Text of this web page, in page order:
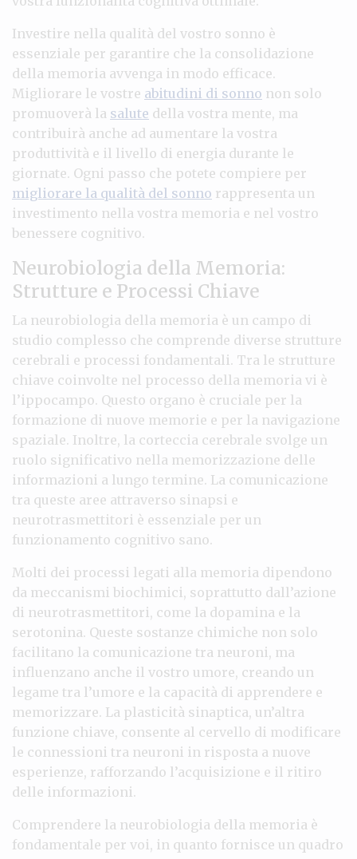
Investire nella qualità del vostro sonno è
essenziale per garantire che la consolidazione
della memoria avvenga in modo efficace.
Migliorare le vostre abitudini di sonno non solo
promuoverà la salute della vostra mente, ma
contribuirà anche ad aumentare la vostra
produttività e il livello di energia durante le
giornate. Ogni passo che potete compiere per
migliorare la qualità del sonno rappresenta un
investimento nella vostra memoria e nel vostro
benessere cognitivo.
Neurobiologia della Memoria:
Strutture e Processi Chiave
La neurobiologia della memoria è un campo di
studio complesso che comprende diverse strutture
cerebrali e processi fondamentali. Tra le strutture
chiave coinvolte nel processo della memoria vi è
l’ippocampo. Questo organo è cruciale per la
formazione di nuove memorie e per la navigazione
spaziale. Inoltre, la corteccia cerebrale svolge un
ruolo significativo nella memorizzazione delle
informazioni a lungo termine. La comunicazione
tra queste aree attraverso sinapsi e
neurotrasmettitori è essenziale per un
funzionamento cognitivo sano.
Molti dei processi legati alla memoria dipendono
da meccanismi biochimici, soprattutto dall’azione
di neurotrasmettitori, come la dopamina e la
serotonina. Queste sostanze chimiche non solo
facilitano la comunicazione tra neuroni, ma
influenzano anche il vostro umore, creando un
legame tra l’umore e la capacità di apprendere e
memorizzare. La plasticità sinaptica, un’altra
funzione chiave, consente al cervello di modificare
le connessioni tra neuroni in risposta a nuove
esperienze, rafforzando l’acquisizione e il ritiro
delle informazioni.
Comprendere la neurobiologia della memoria è
fondamentale per voi, in quanto fornisce un quadro